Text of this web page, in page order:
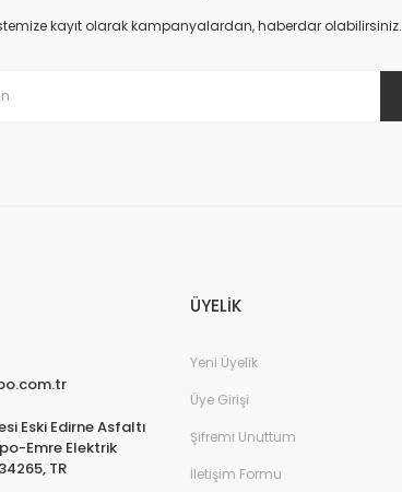
bilgiler bulunuyor.
kayıt olarak kampanyalardan, haberdar olabilirsiniz.
Eski Edirne Asfaltı
Emre Elektrik
TR
ÜYELİK
Yeni Üyelik
Üye Girişi
Şifremi Unuttum
İletişim Formu